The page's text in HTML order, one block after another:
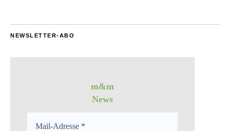
NEWSLETTER-ABO
m&m
News